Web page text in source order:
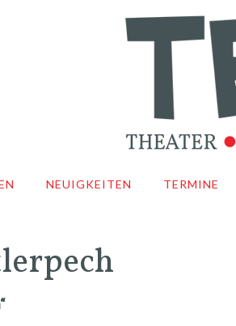
NEUIGKEITEN TERMINE